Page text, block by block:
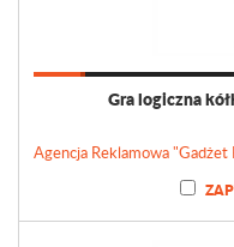
Gra logiczna